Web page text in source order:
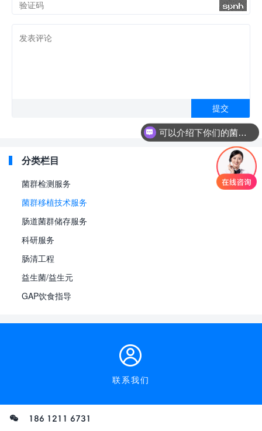
分类栏目
菌群检测服务
菌群移植技术服务
肠道菌群储存服务
科研服务
肠清工程
益生菌/益生元
GAP饮食指导
联系我们
186 1211 6731
可以介绍下你们的菌群移植项目吗？